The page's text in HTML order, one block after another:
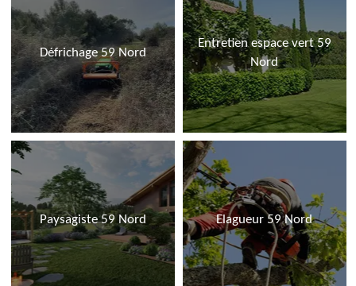
Défrichage 59 Nord
Entretien espace vert 59
Nord
Paysagiste 59 Nord Elagueur 59 Nord